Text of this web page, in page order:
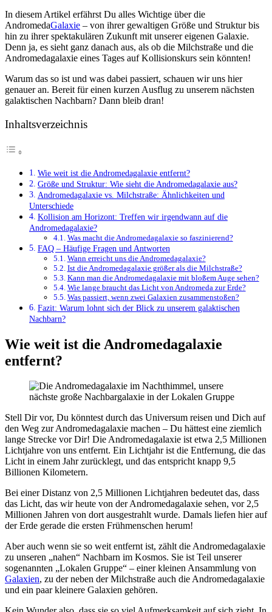
In diesem Artikel erfährst Du alles Wichtige über die
AndromedaGalaxie – von ihrer gewaltigen Größe und Struktur bis
hin zu ihrer spektakulären Zukunft mit unserer eigenen Galaxie.
Denn ja, es sieht ganz danach aus, als ob die Milchstraße und die
Andromedagalaxie eines Tages auf Kollisionskurs sein könnten!
Warum das so ist und was dabei passiert, schauen wir uns hier
genauer an. Bereit für einen kurzen Ausflug zu unserem nächsten
galaktischen Nachbarn? Dann bleib dran!
Inhaltsverzeichnis
Wie weit ist die Andromedagalaxie entfernt?
Größe und Struktur: Wie sieht die Andromedagalaxie aus?
Andromedagalaxie vs. Milchstraße: Ähnlichkeiten und
Unterschiede
Kollision am Horizont: Treffen wir irgendwann auf die
Andromedagalaxie?
Was macht die Andromedagalaxie so faszinierend?
FAQ – Häufige Fragen und Antworten
Wann erreicht uns die Andromedagalaxie?
Ist die Andromedagalaxie größer als die Milchstraße?
Kann man die Andromedagalaxie mit bloßem Auge sehen?
Wie lange braucht das Licht von Andromeda zur Erde?
Was passiert, wenn zwei Galaxien zusammenstoßen?
Fazit: Warum lohnt sich der Blick zu unserem galaktischen
Nachbarn?
Wie weit ist die Andromedagalaxie
entfernt?
Stell Dir vor, Du könntest durch das Universum reisen und Dich auf
den Weg zur Andromedagalaxie machen – Du hättest eine ziemlich
lange Strecke vor Dir! Die Andromedagalaxie ist etwa 2,5 Millionen
Lichtjahre von uns entfernt. Ein Lichtjahr ist die Entfernung, die das
Licht in einem Jahr zurücklegt, und das entspricht knapp 9,5
Billionen Kilometern.
Bei einer Distanz von 2,5 Millionen Lichtjahren bedeutet das, dass
das Licht, das wir heute von der Andromedagalaxie sehen, vor 2,5
Millionen Jahren von dort ausgestrahlt wurde. Damals liefen hier auf
der Erde gerade die ersten Frühmenschen herum!
Aber auch wenn sie so weit entfernt ist, zählt die Andromedagalaxie
zu unseren „nahen“ Nachbarn im Kosmos. Sie ist Teil unserer
sogenannten „Lokalen Gruppe“ – einer kleinen Ansammlung von
Galaxien, zu der neben der Milchstraße auch die Andromedagalaxie
und ein paar kleinere Galaxien gehören.